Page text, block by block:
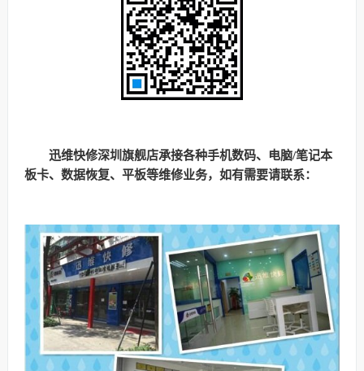
迅维快修深圳旗舰店承接各种手机数码、电脑/笔记本
板卡、数据恢复、平板等维修业务，如有需要请联系：